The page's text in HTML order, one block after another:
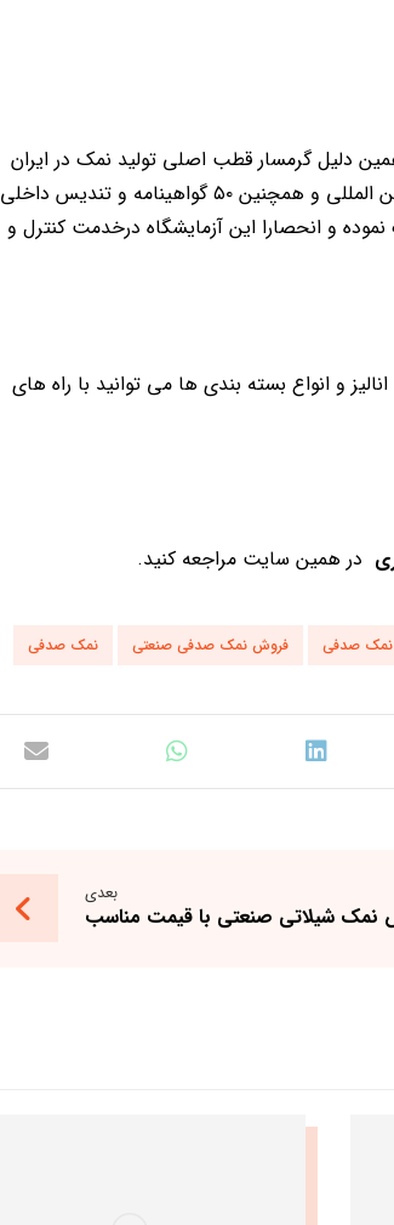
دلیل گرمسار قطب اصلی تولید نمک در ایران
شناخته می شود.مجموعه کارخانجات نمک سمنان گذشته از اخذ بیش از ۱۴ ایزو استاندارد بین المللی و همچنین ۵۰ گواهینامه و تندیس داخلی
و انحصارا این آزمایشگاه درخدمت کنترل و
و انواع بسته بندی ها می توانید با راه های
در همین سایت مراجعه کنید.
صدفی فروش نمک صدفی صنعتی نمک صدفی
بعدی
نمک شیلاتی صنعتی با قیمت مناسب